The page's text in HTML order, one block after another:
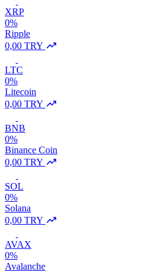
XRP
0%
Ripple
0,00 TRY
LTC
0%
Litecoin
0,00 TRY
BNB
0%
Binance Coin
0,00 TRY
SOL
0%
Solana
0,00 TRY
AVAX
0%
Avalanche